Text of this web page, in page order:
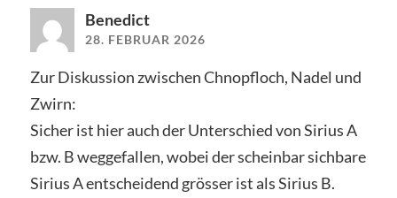
Benedict
28. FEBRUAR 2026
Zur Diskussion zwischen Chnopfloch, Nadel und
Zwirn:
Sicher ist hier auch der Unterschied von Sirius A
bzw. B weggefallen, wobei der scheinbar sichbare
Sirius A entscheidend grösser ist als Sirius B.